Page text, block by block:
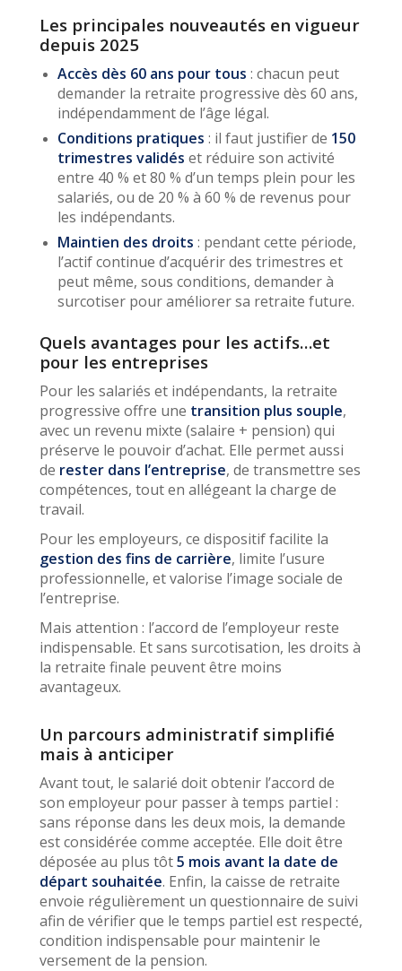
Les principales nouveautés en vigueur
depuis 2025
Accès dès 60 ans pour tous : chacun peut
demander la retraite progressive dès 60 ans,
indépendamment de l’âge légal.
Conditions pratiques : il faut justifier de 150
trimestres validés et réduire son activité
entre 40 % et 80 % d’un temps plein pour les
salariés, ou de 20 % à 60 % de revenus pour
les indépendants.
Maintien des droits : pendant cette période,
l’actif continue d’acquérir des trimestres et
peut même, sous conditions, demander à
surcotiser pour améliorer sa retraite future.
Quels avantages pour les actifs…et
pour les entreprises
Pour les salariés et indépendants, la retraite
progressive offre une transition plus souple,
avec un revenu mixte (salaire + pension) qui
préserve le pouvoir d’achat. Elle permet aussi
de rester dans l’entreprise, de transmettre ses
compétences, tout en allégeant la charge de
travail.
Pour les employeurs, ce dispositif facilite la
gestion des fins de carrière, limite l’usure
professionnelle, et valorise l’image sociale de
l’entreprise.
Mais attention : l’accord de l’employeur reste
indispensable. Et sans surcotisation, les droits à
la retraite finale peuvent être moins
avantageux.
Un parcours administratif simplifié
mais à anticiper
Avant tout, le salarié doit obtenir l’accord de
son employeur pour passer à temps partiel :
sans réponse dans les deux mois, la demande
est considérée comme acceptée. Elle doit être
déposée au plus tôt5 mois avant la date de
départ souhaitée. Enfin, la caisse de retraite
envoie régulièrement un questionnaire de suivi
afin de vérifier que le temps partiel est respecté,
condition indispensable pour maintenir le
versement de la pension.